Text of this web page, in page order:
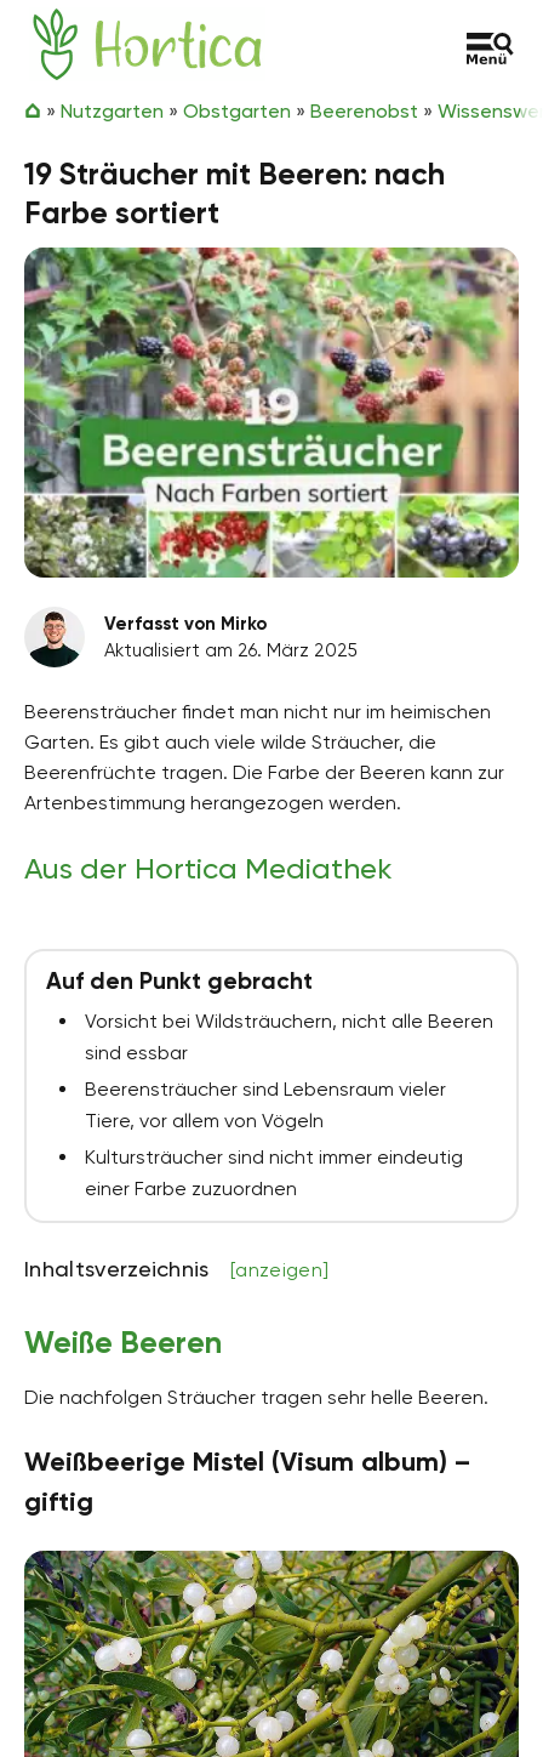
Zum Inhalt springen
Hortica
» Nutzgarten » Obstgarten » Beerenobst »
19 Sträucher mit Beeren: nach
Farbe sortiert
Verfasst von Mirko
Aktualisiert am 26. März 2025
Beerensträucher findet man nicht nur im heimischen
Garten. Es gibt auch viele wilde Sträucher, die
Beerenfrüchte tragen. Die Farbe der Beeren kann zur
Artenbestimmung herangezogen werden.
Aus der Hortica Mediathek
Auf den Punkt gebracht
Vorsicht bei Wildsträuchern, nicht alle Beeren
sind essbar
Beerensträucher sind Lebensraum vieler
Tiere, vor allem von Vögeln
Kultursträucher sind nicht immer eindeutig
einer Farbe zuzuordnen
Inhaltsverzeichnis [anzeigen]
Weiße Beeren
Die nachfolgen Sträucher tragen sehr helle Beeren.
Weißbeerige Mistel (Visum album) –
giftig